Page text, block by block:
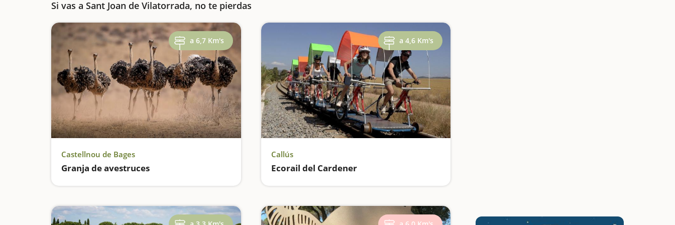
Si vas a Sant Joan de Vilatorrada, no te pierdas
a 6,7 Km's
Castellnou de Bages
Granja de avestruces
a 4,6 Km's
Callús
Ecorail del Cardener